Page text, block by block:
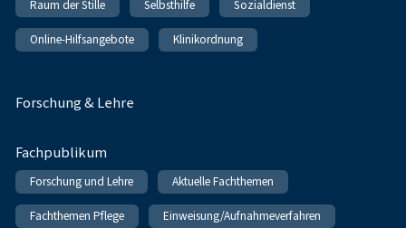
Raum der Stille Selbsthilfe Sozialdienst
Online-Hilfsangebote Klinikordnung
Forschung & Lehre
Fachpublikum
Forschung und Lehre Aktuelle Fachthemen
Fachthemen Pflege Einweisung/Aufnahmeverfahren